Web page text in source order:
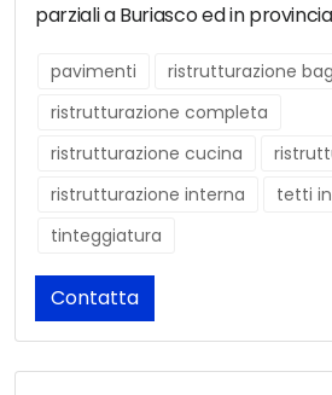
parziali a Buriasco ed in
pavimenti
ristrutturazione
ristrutturazione completa
ristrutturazione cucina
ristrutturazione interna
tetti
tinteggiatura
Contatta